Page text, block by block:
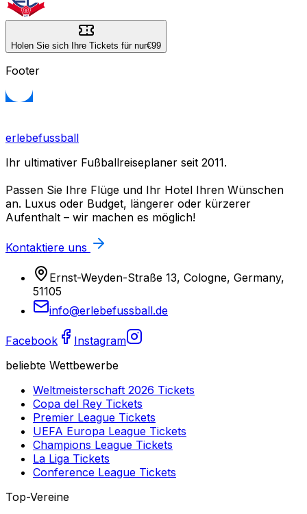
Holen Sie sich Ihre Tickets für nur€99
Footer
erlebefussball
Ihr ultimativer Fußballreiseplaner seit 2011.
Passen Sie Ihre Flüge und Ihr Hotel Ihren Wünschen
an. Luxus oder Budget, längerer oder kürzerer
Aufenthalt – wir machen es möglich!
Kontaktiere uns
Ernst-Weyden-Straße 13, Cologne, Germany,
51105
info@erlebefussball.de
Facebook
Instagram
beliebte Wettbewerbe
Weltmeisterschaft 2026 Tickets
Copa del Rey Tickets
Premier League Tickets
UEFA Europa League Tickets
Champions League Tickets
La Liga Tickets
Conference League Tickets
Top-Vereine